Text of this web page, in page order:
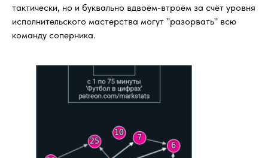
тактически, но и буквально вдвоём-втроём за счёт уровня
исполнительского мастерства могут "разорвать" всю
команду соперника.